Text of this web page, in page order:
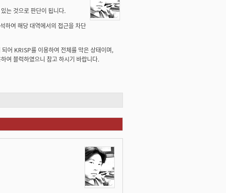
는 것으로 판단이 됩니다.
여 해당 대역에서의 접근을 차단
어 KRISP를 이용하여 전체를 막은 상태이며,
여 블럭하였으니 참고 하시기 바랍니다.